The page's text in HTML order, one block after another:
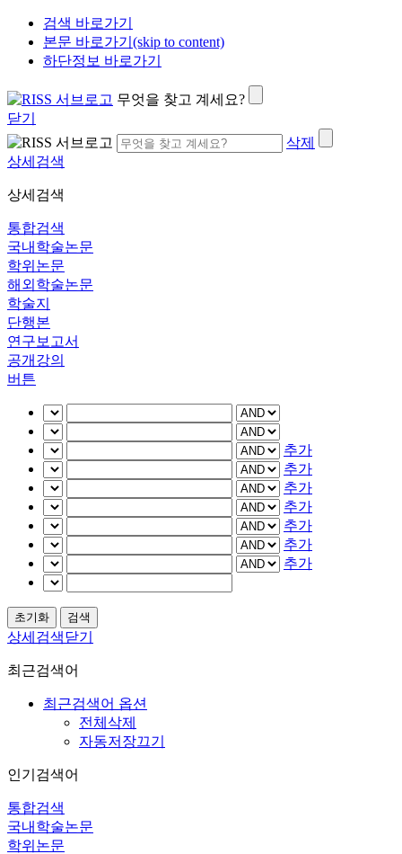
검색 바로가기
본문 바로가기(skip to content)
하단정보 바로가기
무엇을 찾고 계세요?
닫기
삭제
상세검색
상세검색
통합검색
국내학술논문
학위논문
해외학술논문
학술지
단행본
연구보고서
공개강의
버튼
추가
추가
추가
추가
추가
추가
추가
상세검색닫기
최근검색어
최근검색어 옵션
전체삭제
자동저장끄기
인기검색어
통합검색
국내학술논문
학위논문